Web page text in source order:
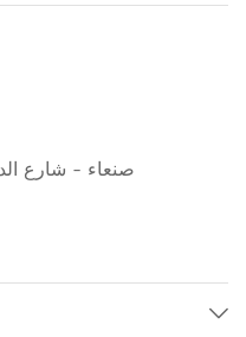
صنعاء - شارع